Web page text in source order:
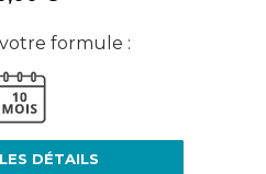
votre formule :
DÉTAILS